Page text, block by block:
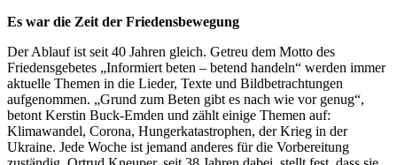
Es war die Zeit der Friedensbewegung
Der Ablauf ist seit 40 Jahren gleich. Getreu dem Motto des
Friedensgebetes „Informiert beten – betend handeln“ werden immer
aktuelle Themen in die Lieder, Texte und Bildbetrachtungen
aufgenommen. „Grund zum Beten gibt es nach wie vor genug“,
betont Kerstin Buck-Emden und zählt einige Themen auf:
Klimawandel, Corona, Hungerkatas­trophen, der Krieg in der
Ukraine. Jede Woche ist jemand anderes für die Vorbereitung